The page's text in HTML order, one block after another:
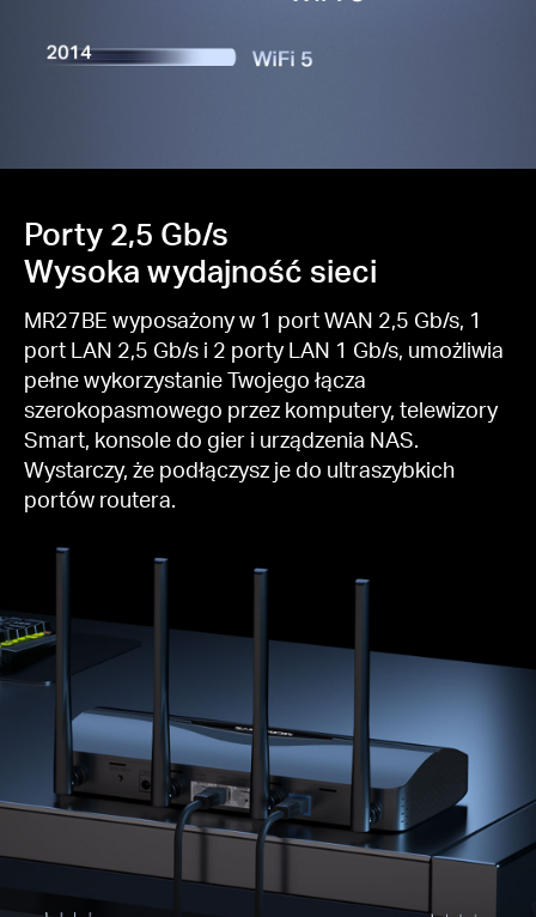
Porty 2,5 Gb/s
Wysoka wydajność sieci
MR27BE wyposażony w 1 port WAN 2,5 Gb/s, 1
port LAN 2,5 Gb/s i 2 porty LAN 1 Gb/s, umożliwia
pełne wykorzystanie Twojego łącza
szerokopasmowego przez komputery, telewizory
Smart, konsole do gier i urządzenia NAS.
Wystarczy, że podłączysz je do ultraszybkich
portów routera.